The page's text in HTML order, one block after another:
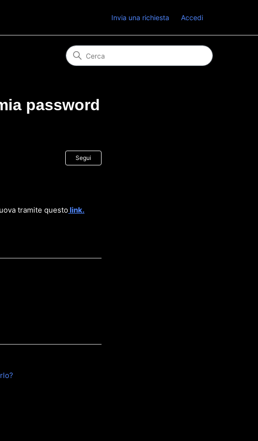
Invia una richiesta Accedi
password
Segui
tramite questolink.